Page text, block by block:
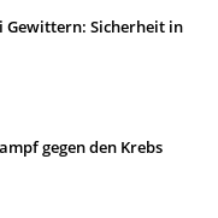
Gewittern: Sicherheit in
gegen den Krebs